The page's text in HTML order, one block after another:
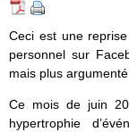
Ceci est une
personnel sur
mais plus
Ce mois de juin
hypertrophie